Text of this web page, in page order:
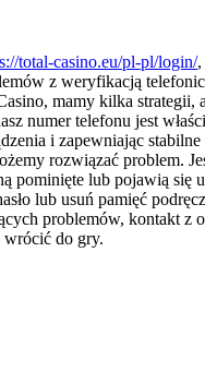
total-casino.eu/pl-pl/login/,
z weryfikacją
mamy kilka strategii,
numer telefonu jest
i zapewniając stabilne
rozwiązać problem.
pominięte lub pojawią się
lub usuń pamięć
problemów, kontakt z
wrócić do gry.